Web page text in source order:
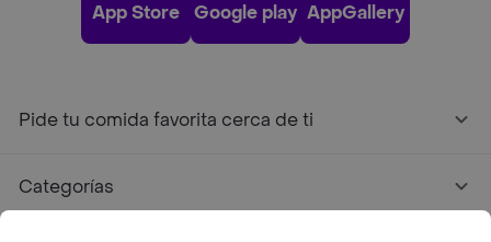
App Store Google play AppGallery
Pide tu comida favorita cerca de ti
Categorías